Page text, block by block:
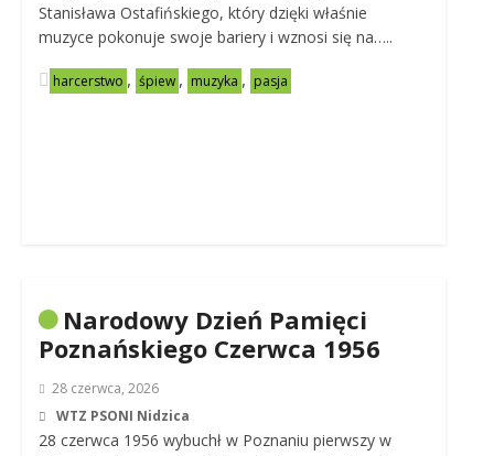
Stanisława Ostafińskiego, który dzięki właśnie
muzyce pokonuje swoje bariery i wznosi się na…..
harcerstwo , śpiew , muzyka , pasja
Narodowy Dzień Pamięci
Poznańskiego Czerwca 1956
28 czerwca, 2026
WTZ PSONI Nidzica
28 czerwca 1956 wybuchł w Poznaniu pierwszy w